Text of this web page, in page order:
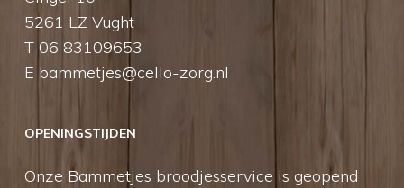
5261 LZ Vught
T 06 83109653
E bammetjes@cello-zorg.nl
OPENINGSTIJDEN
Onze Bammetjes broodjesservice is geopend